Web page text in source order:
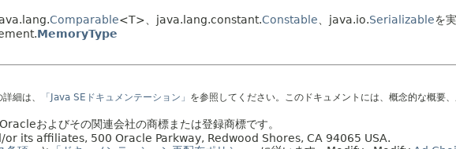
Comparable<T>、java.lang.constant.Constable、java.io.Serializableを
MemoryType
細は、
「Java SEドキュメンテーション」 を参照してください。このドキュメントには、概念的な概要
およびその関連会社の商標または登録商標です。
its affiliates, 500 Oracle Parkway, Redwood Shores, CA 94065 USA.